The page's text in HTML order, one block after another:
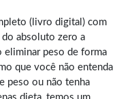
(livro digital) com
absoluto zero a
eliminar peso de forma
que você não entenda
peso ou não tenha